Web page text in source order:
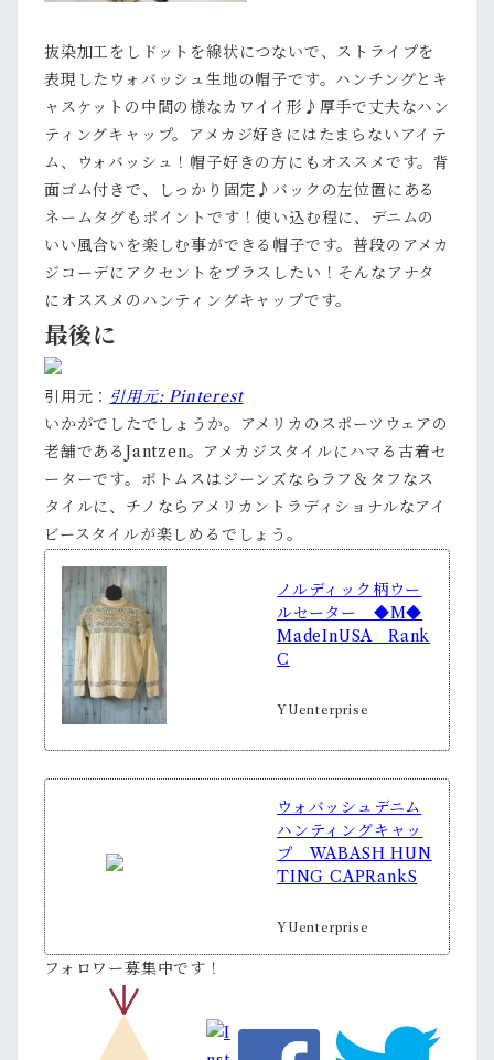
抜染加工をしドットを線状につないで、ストライプを
表現したウォバッシュ生地の帽子です。ハンチングとキ
ャスケットの中間の様なカワイイ形♪厚手で丈夫なハン
ティングキャップ。アメカジ好きにはたまらないアイテ
ム、ウォバッシュ！帽子好きの方にもオススメです。背
面ゴム付きで、しっかり固定♪バックの左位置にある
ネームタグもポイントです！使い込む程に、デニムの
いい風合いを楽しむ事ができる帽子です。普段のアメカ
ジコーデにアクセントをプラスしたい！そんなアナタ
にオススメのハンティングキャップです。
最後に
引用元： 引用元: Pinterest
いかがでしたでしょうか。アメリカのスポーツウェアの
老舗であるJantzen。アメカジスタイルにハマる古着セ
ーターです。ボトムスはジーンズならラフ＆タフなス
タイルに、チノならアメリカントラディショナルなアイ
ビースタイルが楽しめるでしょう。
ノルディック柄ウー
ルセーター ◆M◆
MadeInUSA Rank
C
YUenterprise
ウォバッシュデニム
ハンティングキャッ
プ WABASH HUN
TING CAPRankS
YUenterprise
フォロワー募集中です！